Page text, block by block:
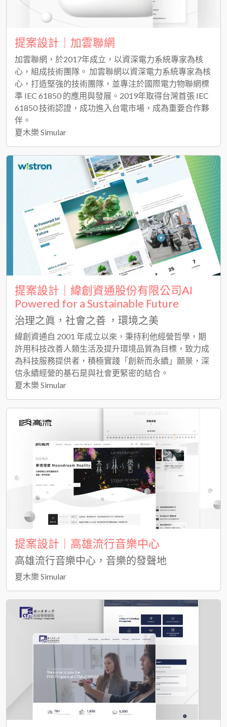
提案設計｜加雲聯網
加雲聯網，於2017年成立，以資深電力系統專家為核
心，組成技術團隊。 加雲聯網以資深電力系統專家為核
心，打造堅強的技術團隊，並專注於國際電力物聯網標
準 IEC 61850 的應用與發展。2019年取得台灣首張 IEC
61850 技術認證，成功進入台電市場，成為重要合作夥
伴。
夏木樂 Simular
提案設計｜緯創資通股份有限公司AI
Powered for a Sustainable Future
治理之眞，社會之善 ，環境之美
緯創資通自 2001 年成立以來，秉持利他經營哲學，期
許用科技改善人類生活及提升環境品質為目標，致力成
為科技服務提供者，積極實踐「創新而永續」願景，深
信永續經營的基石是與社會更緊密的結合。
夏木樂 Simular
提案設計｜高雄流行音樂中心
高雄流行音樂中心，音樂的發聲地
夏木樂 Simular